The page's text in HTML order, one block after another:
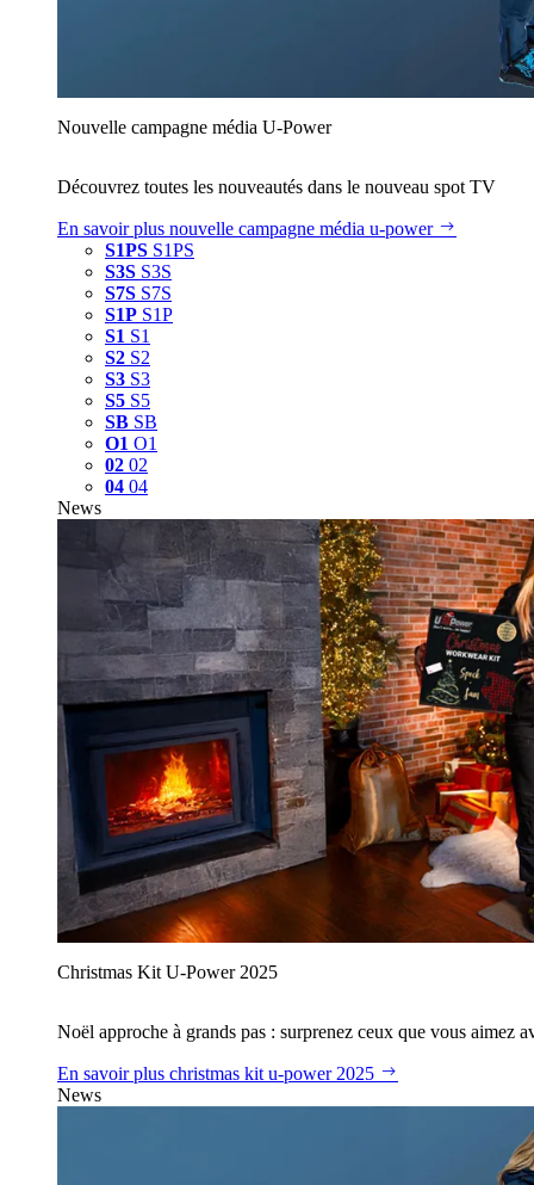
Nouvelle campagne média U‑Power
Découvrez toutes les nouveautés dans le nouveau spot TV
En savoir plus nouvelle campagne média u‑power
S1PS S1PS
S3S S3S
S7S S7S
S1P S1P
S1 S1
S2 S2
S3 S3
S5 S5
SB SB
O1 O1
02 02
04 04
News
Christmas Kit U‑Power 2025
Noël approche à grands pas : surprenez ceux que vous aimez
En savoir plus christmas kit u‑power 2025
News